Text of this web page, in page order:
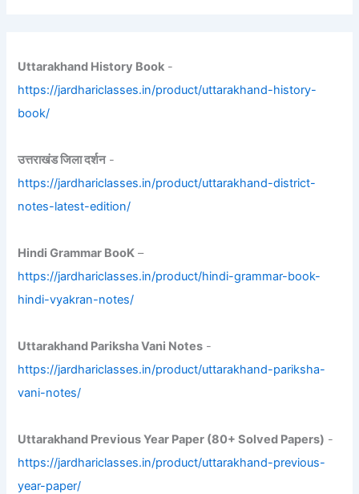
Uttarakhand History Book -
https://jardhariclasses.in/product/uttarakhand-history-
book/
उत्तराखंड जिला दर्शन-
https://jardhariclasses.in/product/uttarakhand-district-
notes-latest-edition/
Hindi Grammar BooK –
https://jardhariclasses.in/product/hindi-grammar-book-
hindi-vyakran-notes/
Uttarakhand Pariksha Vani Notes -
https://jardhariclasses.in/product/uttarakhand-pariksha-
vani-notes/
Uttarakhand Previous Year Paper (80+ Solved Papers) -
https://jardhariclasses.in/product/uttarakhand-previous-
year-paper/